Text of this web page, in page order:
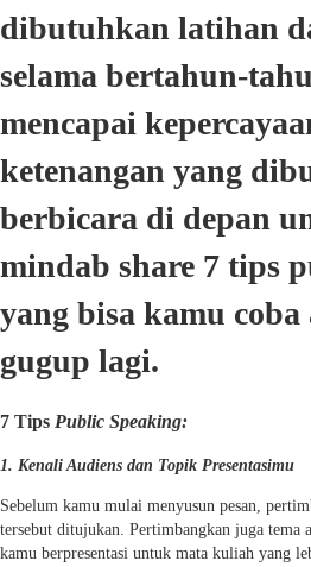
dibutuhkan latihan
selama bertahun-
mencapai
ketenangan yang
berbicara di depan
mindab share 7 tips
yang bisa kamu
gugup lagi.
7 Tips Public Speaking:
1. Kenali Audiens dan Topik Presentasimu
Sebelum kamu mulai menyusun pesan,
tersebut ditujukan. Pertimbangkan juga tema
kamu berpresentasi untuk mata kuliah yang